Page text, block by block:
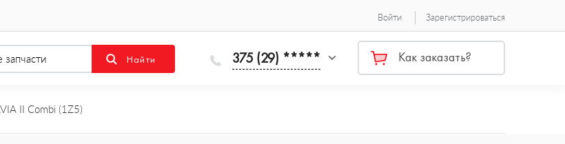
Войти Зарегистрироваться
375 (29) ***** Как заказать?
II Combi (1Z5)